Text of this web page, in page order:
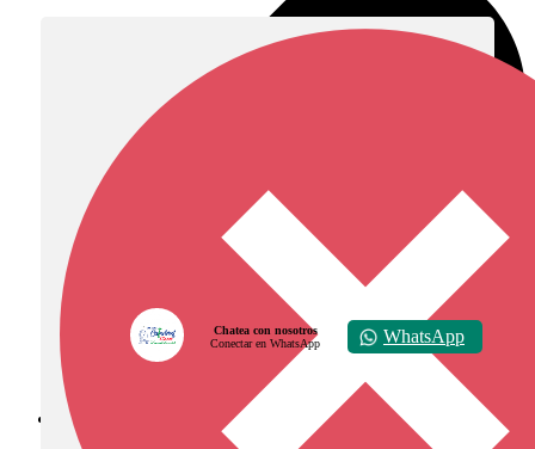
Diócesis de Zipaquirá
Chatea con nosotros
Conectar en WhatsApp
WhatsApp